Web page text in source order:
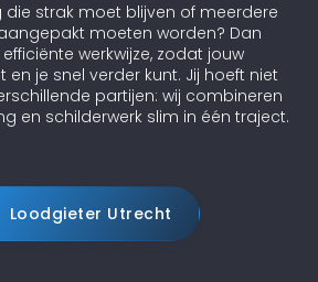
die strak moet blijven of meerdere
moeten worden? Dan
werkwijze, zodat jouw
je snel verder kunt. Jij hoeft niet
partijen: wij combineren
en schilderwerk slim in één traject.
Loodgieter Utrecht